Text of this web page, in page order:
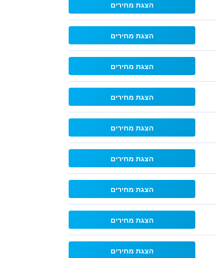
הצגת מחירים
הצגת מחירים
הצגת מחירים
הצגת מחירים
הצגת מחירים
הצגת מחירים
הצגת מחירים
הצגת מחירים
הצגת מחירים